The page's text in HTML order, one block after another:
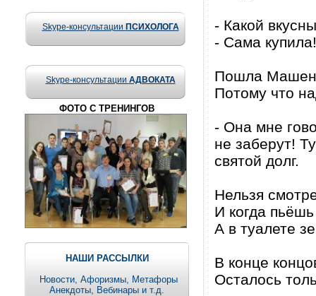
Skype-консультации ПСИХОЛОГА
Skype-консультации АДВОКАТА
ФОТО С ТРЕНИНГОВ
НАШИ РАССЫЛКИ
Новости, Aфоризмы, Метафоры
Анекдоты, Вебинары и т.д.
- Какой
- Сама купила!
Пошла
Потому что
- Она мне
не заберут!
святой долг.
Hельзя
И когда
А в туалете
В конце
Осталось